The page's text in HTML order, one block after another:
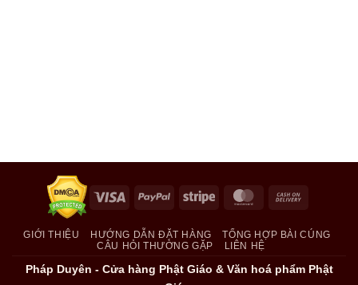
Visa PayPal Stripe MasterCard
Delivery
GIỚI THIỆU HƯỚNG DẪN ĐẶT HÀNG
TỔNG HỢP BÀI CÚNG
CÂU HỎI THƯỜNG GẶP
LIÊN HỆ
Pháp Duyên - Cửa hàng Phật Giáo & Văn hoá phẩm Phật